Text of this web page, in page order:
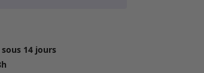
sous 14 jours